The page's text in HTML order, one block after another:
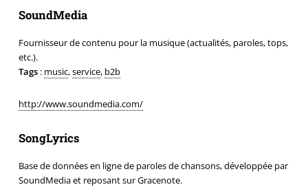
SoundMedia
Fournisseur de contenu pour la musique (actualités, paroles, tops,
etc.).
Tags: music,service, b2b
http://www.soundmedia.com/
SongLyrics
Base de données en ligne de paroles de chansons, développée par
SoundMedia et reposant sur Gracenote.